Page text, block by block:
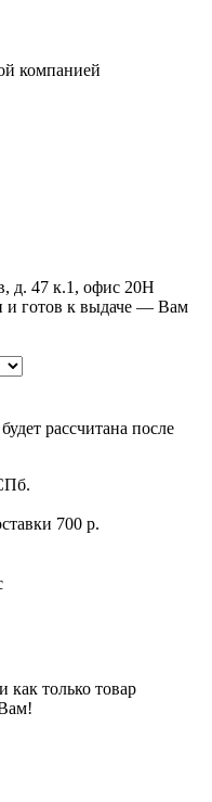
компанией
д. 47 к.1, офис 20Н
и готов к выдаче — Вам
рассчитана после
700 р.
как только товар